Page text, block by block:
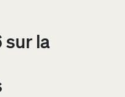
sur la